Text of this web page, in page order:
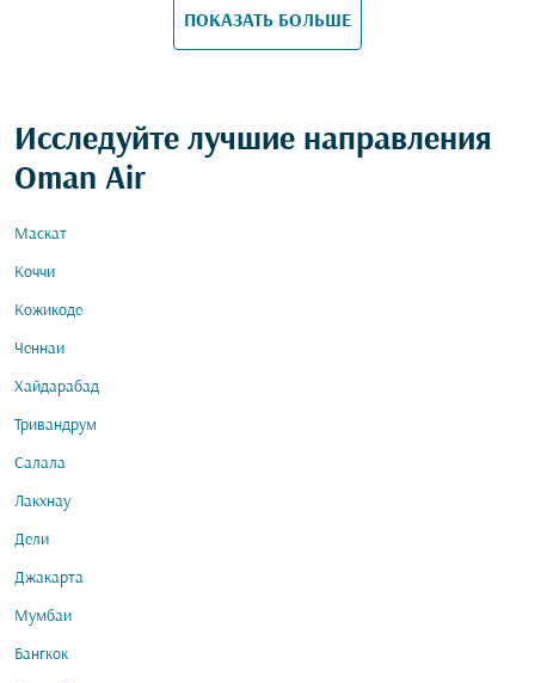
ПОКАЗАТЬ БОЛЬШЕ
Исследуйте лучшие направления
Oman Air
Маскат
Коччи
Кожикоде
Ченнаи
Хайдарабад
Тривандрум
Салала
Лакхнау
Дели
Джакарта
Мумбаи
Бангкок